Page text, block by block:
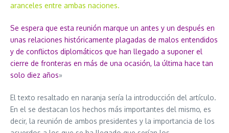
aranceles entre ambas naciones.
Se espera que esta reunión marque un antes y un después en
unas relaciones históricamente plagadas de malos entendidos
y de conflictos diplomáticos que han llegado a suponer el
cierre de fronteras en más de una ocasión, la última hace tan
solo diez años»
El texto resaltado en naranja sería la introducción del artículo.
En el se destacan los hechos más importantes del mismo, es
decir, la reunión de ambos presidentes y la importancia de los